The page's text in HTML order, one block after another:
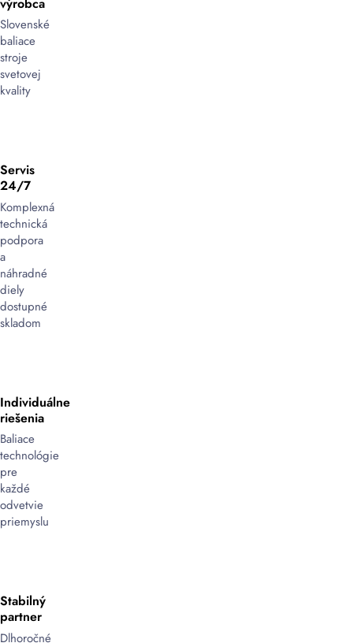
Slovenské
baliace
stroje
svetovej
kvality
Servis
24/7
Komplexná
technická
podpora
a
náhradné
diely
dostupné
skladom
Individuálne
riešenia
Baliace
technológie
pre
každé
odvetvie
priemyslu
Stabilný
partner
Dlhoročné